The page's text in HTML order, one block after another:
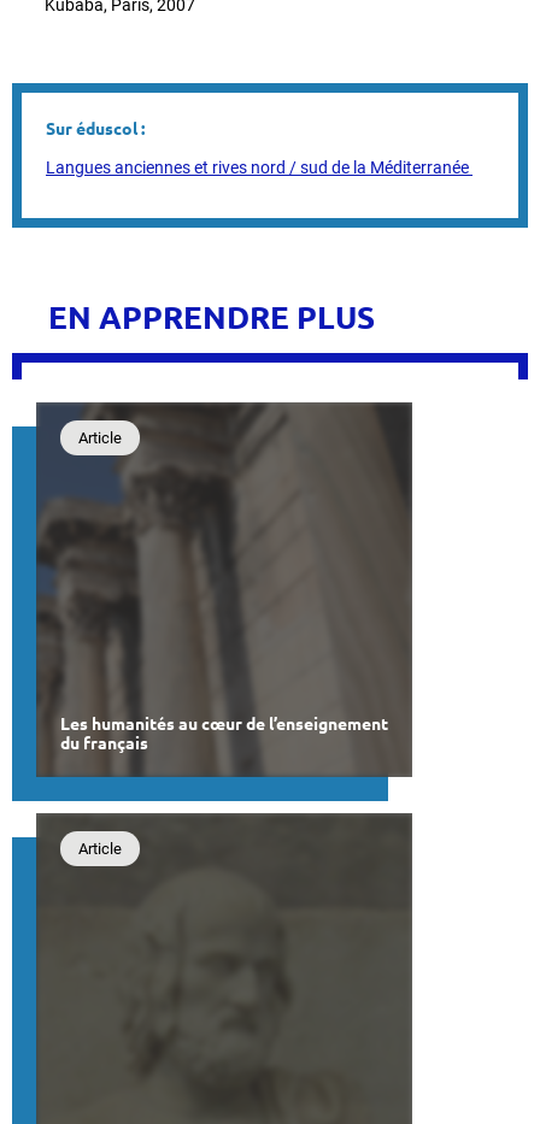
Kubaba, Paris, 2007
Sur éduscol :
Langues anciennes et rives nord / sud de la Méditerranée
EN APPRENDRE PLUS
Les humanités au cœur de l’enseignement
du français
Article
Article